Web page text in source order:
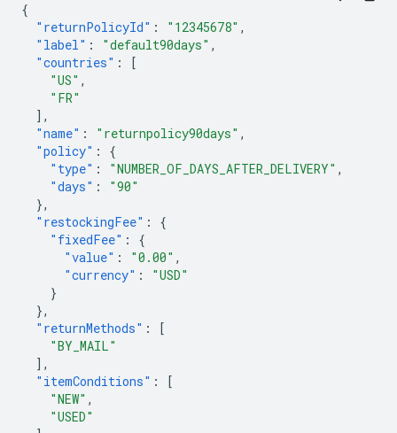
{
"returnPolicyId" : "12345678" ,
"label" : "default90days" ,
"countries" :
[
"US" ,
"FR"
],
"name" : "returnpolicy90days" ,
"policy" :
{
"type" : "NUMBER_OF_DAYS_AFTER_DELIVERY" ,
"days" :
"90"
},
"restockingFee" :
{
"fixedFee" :
{
"value" : "0.00" ,
"currency" :
"USD"
}
},
"returnMethods" :
[
"BY_MAIL"
],
"itemConditions" :
[
"NEW" ,
"USED"